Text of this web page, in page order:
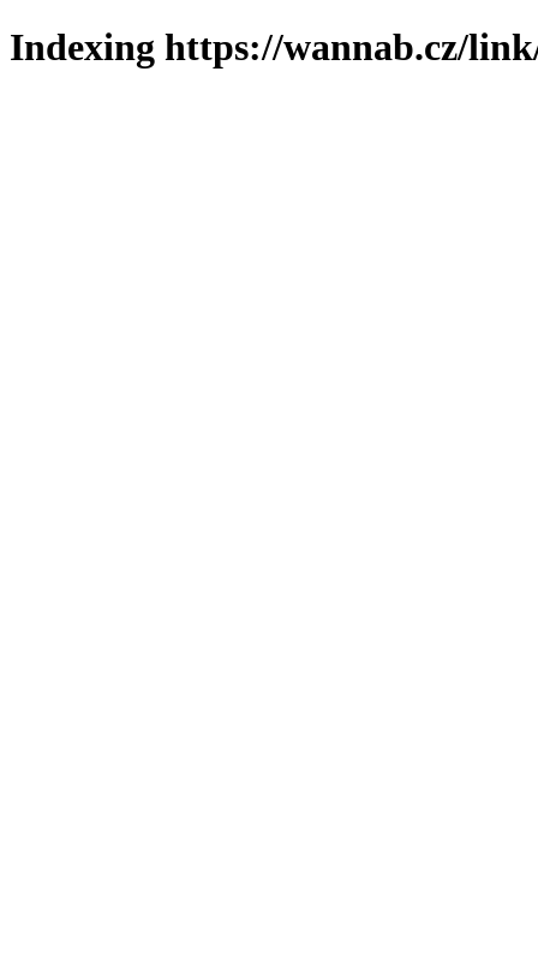
Indexing https://wannab.cz/